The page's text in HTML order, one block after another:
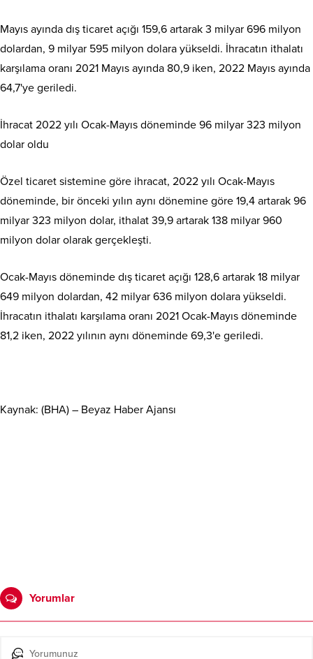
Mayıs ayında dış ticaret açığı 159,6 artarak 3 milyar 696 milyon
dolardan, 9 milyar 595 milyon dolara yükseldi. İhracatın ithalatı
karşılama oranı 2021 Mayıs ayında 80,9 iken, 2022 Mayıs ayında
64,7'ye geriledi.
İhracat 2022 yılı Ocak-Mayıs döneminde 96 milyar 323 milyon
dolar oldu
Özel ticaret sistemine göre ihracat, 2022 yılı Ocak-Mayıs
döneminde, bir önceki yılın aynı dönemine göre 19,4 artarak 96
milyar 323 milyon dolar, ithalat 39,9 artarak 138 milyar 960
milyon dolar olarak gerçekleşti.
Ocak-Mayıs döneminde dış ticaret açığı 128,6 artarak 18 milyar
649 milyon dolardan, 42 milyar 636 milyon dolara yükseldi.
İhracatın ithalatı karşılama oranı 2021 Ocak-Mayıs döneminde
81,2 iken, 2022 yılının aynı döneminde 69,3'e geriledi.
Kaynak: (BHA) – Beyaz Haber Ajansı
Yorumlar